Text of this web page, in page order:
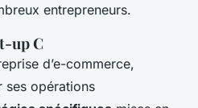
entrepreneurs.
up C
d’e-commerce,
ses opérations